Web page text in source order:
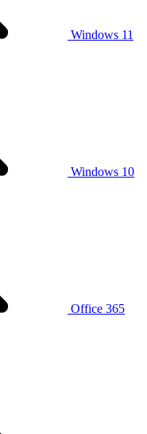
Windows 11
Windows 10
Office 365